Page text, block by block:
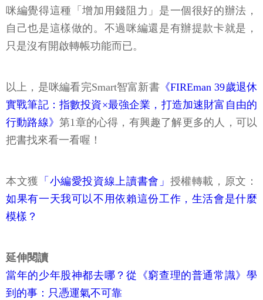
咪編覺得這種「增加用錢阻力」是一個很好的辦法，
自己也是這樣做的。不過咪編還是有辦提款卡就是，
只是沒有開啟轉帳功能而已。
以上，是咪編看完Smart智富新書 《FIREman 39歲退休
實戰筆記：指數投資×最強企業，打造加速財富自由的
行動路線》第1章的心得，有興趣了解更多的人，可以
把書找來看一看喔！
本文獲 「小編愛投資線上讀書會」 授權轉載，原文：
如果有一天我可以不用依賴這份工作，生活會是什麼
模樣？
延伸閱讀
當年的少年股神都去哪？從《窮查理的普通常識》學
到的事：只憑運氣不可靠